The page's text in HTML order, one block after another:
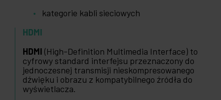
kategorie kabli sieciowych
HDMI
HDMI (High-Definition Multimedia Interface) to
cyfrowy standard interfejsu przeznaczony do
jednoczesnej transmisji nieskompresowanego
dźwięku i obrazu z kompatybilnego źródła do
wyświetlacza.